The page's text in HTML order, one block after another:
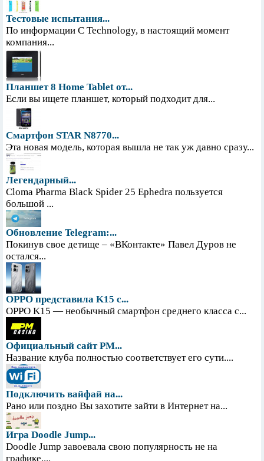
Тестовые испытания...
По информации С Technology, в настоящий момент
компания...
Планшет 8 Home Tablet от...
Если вы ищете планшет, который подходит для...
Смартфон STAR N8770...
Эта новая модель, которая вышла не так уж давно сразу...
Легендарный...
Cloma Pharma Black Spider 25 Ephedra пользуется
большой ...
Обновление Telegram:...
Покинув свое детище – «ВКонтакте» Павел Дуров не
остался...
OPPO представила K15 с...
OPPO K15 — необычный смартфон среднего класса с...
Официальный сайт PM...
Название клуба полностью соответствует его сути....
Подключить вайфай на...
Рано или поздно Вы захотите зайти в Интернет на...
Игра Doodle Jump...
Doodle Jump завоевала свою популярность не на
графике,...